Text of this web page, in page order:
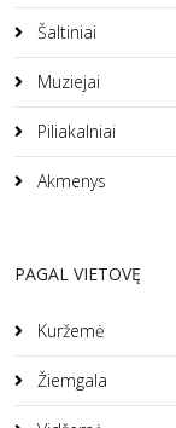
Šaltiniai
Muziejai
Piliakalniai
Akmenys
PAGAL VIETOVĘ
Kuržemė
Žiemgala